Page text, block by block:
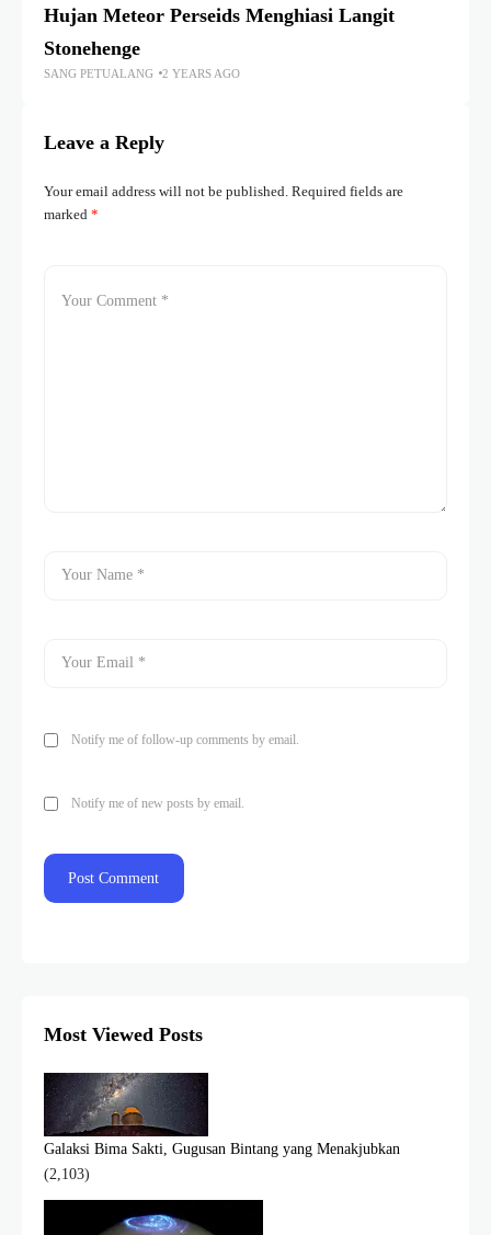
Hujan Meteor Perseids Menghiasi Langit
Stonehenge
SANG PETUALANG 2 YEARS AGO
Leave a Reply
Your email address will not be published. Required fields are
marked *
Notify me of follow-up comments by email.
Notify me of new posts by email.
Most Viewed Posts
Galaksi Bima Sakti, Gugusan Bintang yang Menakjubkan
(2,103)